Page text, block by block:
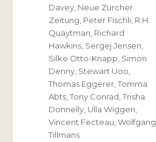
Davey Neue Zürcher
Zeitung Peter Fischli R.H.
Quaytman Richard
Hawkins Sergej Jensen
Silke Otto-Knapp Simon
Denny Stewart Uoo
Thomas Eggerer ,Tomma
Abts ,Tony Conrad ,Trisha
Donnelly Ulla Wiggen
Vincent Fecteau ,Wolfgang
Tillmans